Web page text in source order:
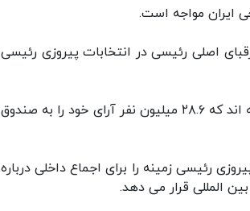
ایران مواجه است.
اصلی رئیسی در انتخابات پیروزی رئیسی
این رسانه انگلیسی نوشت: با توجه به شمارش ۹۰ درصد آرا مقامات ایرانی گفته اند که ۲۸.۶ میلیون نفر آرای خود را به صندوق
رئیسی زمینه را برای اجماع داخلی درباره
المللی قرار می دهد.